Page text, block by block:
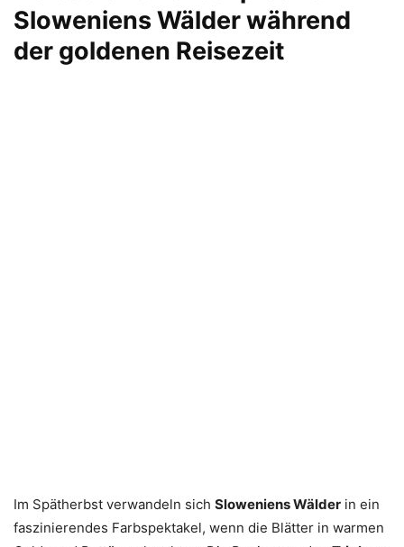
Sloweniens Wälder während
der goldenen Reisezeit
Im Spätherbst verwandeln sich Sloweniens Wälder in ein
faszinierendes Farbspektakel, wenn die Blätter in warmen